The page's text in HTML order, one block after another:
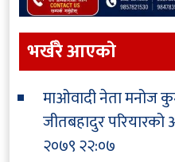
भर्खरै आएकाे
माओवादी नेता मनोज
जीतबहादुर परियारको
२०७९ २२:०७